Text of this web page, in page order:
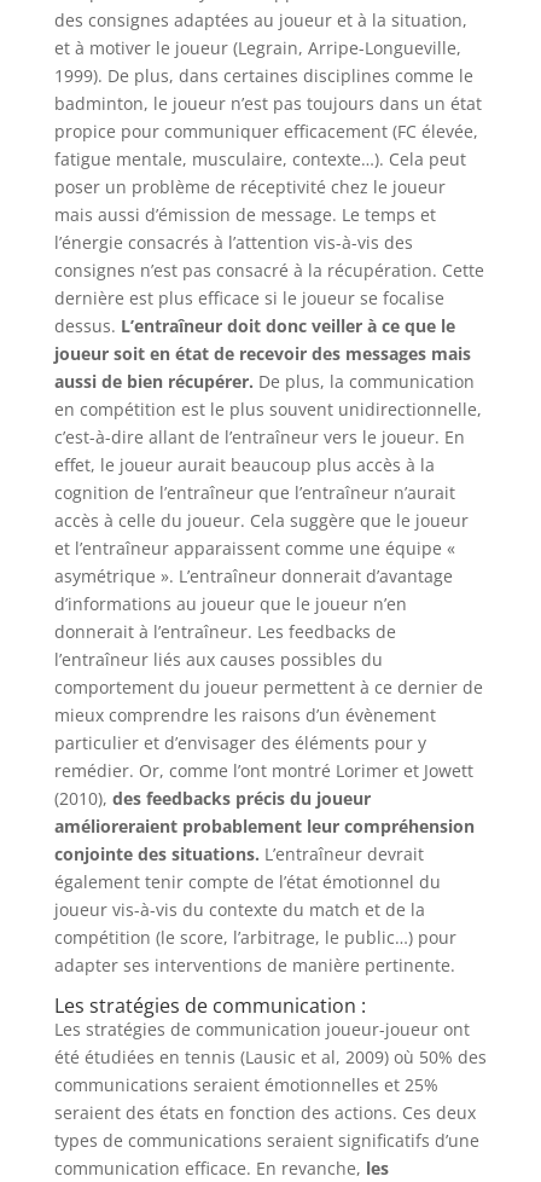
des consignes adaptées au joueur et à la situation,
et à motiver le joueur (Legrain, Arripe-Longueville,
1999). De plus, dans certaines disciplines comme le
badminton, le joueur n’est pas toujours dans un état
propice pour communiquer efficacement (FC élevée,
fatigue mentale, musculaire, contexte…). Cela peut
poser un problème de réceptivité chez le joueur
mais aussi d’émission de message. Le temps et
l’énergie consacrés à l’attention vis-à-vis des
consignes n’est pas consacré à la récupération. Cette
dernière est plus efficace si le joueur se focalise
dessus. L’entraîneur doit donc veiller à ce que le
joueur soit en état de recevoir des messages mais
aussi de bien récupérer. De plus, la communication
en compétition est le plus souvent unidirectionnelle,
c’est-à-dire allant de l’entraîneur vers le joueur. En
effet, le joueur aurait beaucoup plus accès à la
cognition de l’entraîneur que l’entraîneur n’aurait
accès à celle du joueur. Cela suggère que le joueur
et l’entraîneur apparaissent comme une équipe «
asymétrique ». L’entraîneur donnerait d’avantage
d’informations au joueur que le joueur n’en
donnerait à l’entraîneur. Les feedbacks de
l’entraîneur liés aux causes possibles du
comportement du joueur permettent à ce dernier de
mieux comprendre les raisons d’un évènement
particulier et d’envisager des éléments pour y
remédier. Or, comme l’ont montré Lorimer et Jowett
(2010), des feedbacks précis du joueur
amélioreraient probablement leur compréhension
conjointe des situations. L’entraîneur devrait
également tenir compte de l’état émotionnel du
joueur vis-à-vis du contexte du match et de la
compétition (le score, l’arbitrage, le public…) pour
adapter ses interventions de manière pertinente.
Les stratégies de communication :
Les stratégies de communication joueur-joueur ont
été étudiées en tennis (Lausic et al, 2009) où 50% des
communications seraient émotionnelles et 25%
seraient des états en fonction des actions. Ces deux
types de communications seraient significatifs d’une
communication efficace. En revanche, les